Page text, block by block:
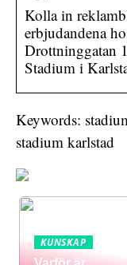
Kolla in
erbjudandena
Drottninggatan
Stadium i
Keywords:
stadium karlstad
KUNSKAP